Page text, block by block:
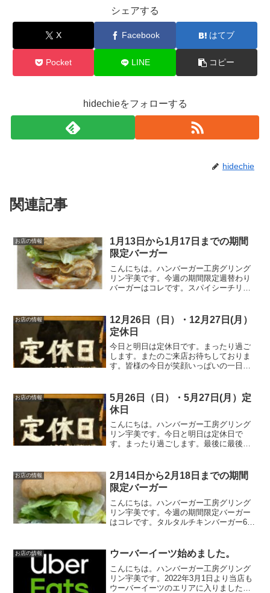
シェアする
X Facebook はてブ
Pocket LINE コピー
hidechieをフォローする
hidechie
関連記事
お店の情報
1月13日から1月17日までの期間
限定バーガー
こんにちは。ハンバーガー工房グリング
リン宇美です。今週の期間限定週替わり
バーガーはコレです。スパイシーチリチ
タスをのせればトロっと流れる出るチリ
ソース。そそられる事...
お店の情報
12月26日（日）・12月27日(月）
定休日
今日と明日は定休日です。まったり過ご
します。またのご来店お待ちしておりま
す。皆様の今日が笑顔いっぱいの一日に
お店の情報
5月26日（日）・5月27日(月）定
休日
こんにちは。ハンバーガー工房グリング
リン宇美です。今日と明日は定休日で
す。まったり過ごします。最後に最後ま
になりますように😊いってらっしゃい。
お店の情報
2月14日から2月18日までの期間
限定バーガー
こんにちは。ハンバーガー工房グリング
リン宇美です。今週の期間限定バーガー
はコレです。タルタルチキンバーガー670
のタルタルソースには、なんと！高菜漬
けが入っています！ぜ...
お店の情報 ウーバーイーツ始めました。
こんにちは。ハンバーガー工房グリング
リン宇美です。2022年3月1日より当店も
ウーバーイーツのエリアに入りました。